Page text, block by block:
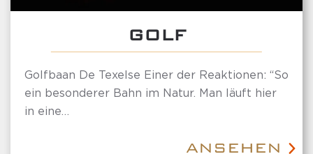
GOLF
Golfbaan De Texelse Einer der Reaktionen: “So
ein besonderer Bahn im Natur. Man läuft hier
in eine…
ANSEHEN